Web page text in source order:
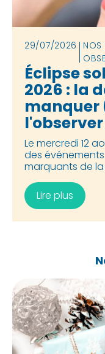
29/07/2026 NOS
Éclipse
2026 : la
manquer
Le mercredi 12
des
marquants de la
Lire plus